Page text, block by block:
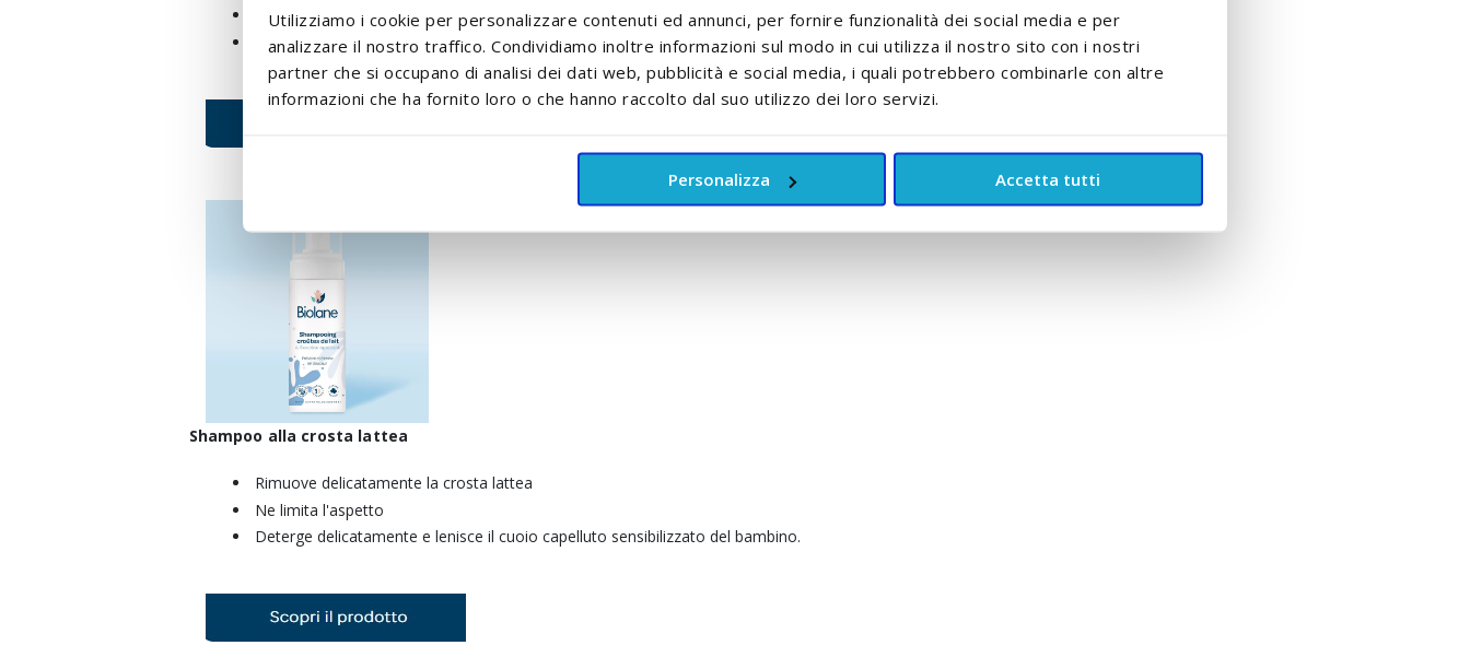
Utilizziamo i cookie per personalizzare contenuti ed annunci, per fornire funzionalità dei social media e per
analizzare il nostro traffico. Condividiamo inoltre informazioni sul modo in cui utilizza il nostro sito con i nostri
partner che si occupano di analisi dei dati web, pubblicità e social media, i quali potrebbero combinarle con altre
informazioni che ha fornito loro o che hanno raccolto dal suo utilizzo dei loro servizi.
Personalizza Accetta tutti
Aiuta ad ammorbidire la crosta lattea
Nutre in profondità, ammorbidisce e protegge la pelle
Shampoo alla crosta lattea
Rimuove delicatamente la crosta lattea
Ne limita l'aspetto
Deterge delicatamente e lenisce il cuoio capelluto sensibilizzato del bambino.